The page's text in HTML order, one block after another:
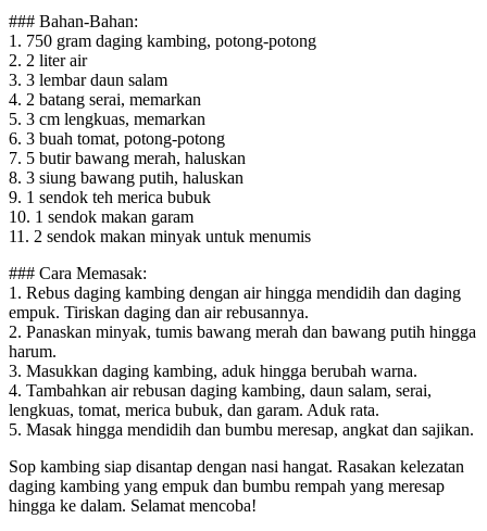
### Bahan-Bahan:
1. 750 gram daging kambing, potong-potong
2. 2 liter air
3. 3 lembar daun salam
4. 2 batang serai, memarkan
5. 3 cm lengkuas, memarkan
6. 3 buah tomat, potong-potong
7. 5 butir bawang merah, haluskan
8. 3 siung bawang putih, haluskan
9. 1 sendok teh merica bubuk
10. 1 sendok makan garam
11. 2 sendok makan minyak untuk menumis
### Cara Memasak:
1. Rebus daging kambing dengan air hingga mendidih dan daging
empuk. Tiriskan daging dan air rebusannya.
2. Panaskan minyak, tumis bawang merah dan bawang putih hingga
harum.
3. Masukkan daging kambing, aduk hingga berubah warna.
4. Tambahkan air rebusan daging kambing, daun salam, serai,
lengkuas, tomat, merica bubuk, dan garam. Aduk rata.
5. Masak hingga mendidih dan bumbu meresap, angkat dan sajikan.
Sop kambing siap disantap dengan nasi hangat. Rasakan kelezatan
daging kambing yang empuk dan bumbu rempah yang meresap
hingga ke dalam. Selamat mencoba!